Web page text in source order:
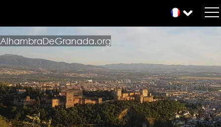
AlhambraDeGranada.org